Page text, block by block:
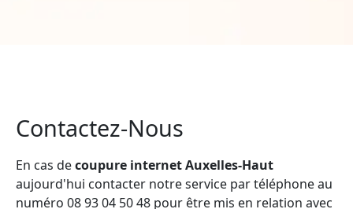
Contactez-Nous
En cas decoupure internet Auxelles-Haut
aujourd'hui contacter notre service par téléphone au
numéro 08 93 04 50 48 pour être mis en relation avec